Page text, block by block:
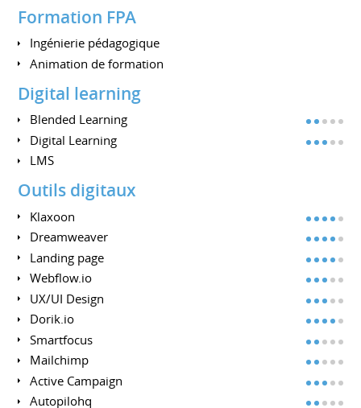
Formation FPA
Ingénierie pédagogique
Animation de formation
Digital learning
Blended Learning
Digital Learning
LMS
Outils digitaux
Klaxoon
Dreamweaver
Landing page
Webflow.io
UX/UI Design
Dorik.io
Smartfocus
Mailchimp
Active Campaign
Autopilohq